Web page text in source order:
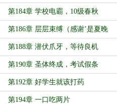
第184章 学校电霸，10级春秋
第186章 层层束缚（感谢’是夏晚
啊’打赏盟主）
第188章 潜伏爪牙，等待良机
第190章 圣体终成，考试假条
第192章 好学生就该打药
第194章 一口吃两片